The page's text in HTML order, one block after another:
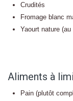
Crudités
Fromage blanc
Yaourt nature
Aliments à
Pain (plutôt